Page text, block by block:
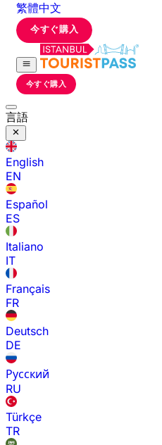
繁體中文
今すぐ購入
今すぐ購入
言語
English
EN
Español
ES
Italiano
IT
Français
FR
Deutsch
DE
Русский
RU
Türkçe
TR